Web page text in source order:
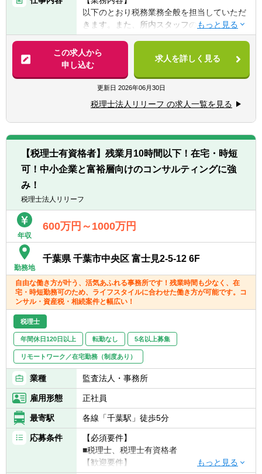
■後輩指導（マネジメント）のご経験
■税理士科目合格/簿記等の資格をお持ちの方
【求める人物像】
■チャレンジ精神がある
税理士事務所での仕事をお客様に対する「サ
ービス」として捉えられる
■コツコツ努力できる
■明るい、人と話すのが好き、事務作業が好
という意欲をお持ちの方
※仕事に対する意欲や、上昇志向のある方、
大歓迎です！人間性を重視しながら採用して
欲がある方はぜひ一度ご応募ください！
以下のとおり税務業務全般を担当していただ
きます。また、所内スタッフのサポート役と
しても期待しております。
【具体的には】
業務は多岐に渡り、コンサルティング業務
（30～50件程度）や資産税・相続案件（年間
10件以上）にも力を入れています。
チャレンジ意欲のある方には、やってみたい
業務を積極的にお任せ致します！
■税務相談、各種コンサルティング
■資産税業務
■各種申告書作成、確定申告業務
■決算業務、年末調整
■関与先への報告
【主な使用ソフト】
マネーフォワード、freee、弥生、達人、TKC
※その他お客様や職員の要望により導入する
可能性あり
この求人から
申し込む
求人を詳しく見る
更新日 2026年06月30日
税理士法人リリーフ の求人一覧を見る
【税理士有資格者】残業月10時間以下！在宅・時短
可！中小企業と富裕層向けのコンサルティングに強
み！
税理士法人リリーフ
年収
600万円～1000万円
勤務地
千葉県 千葉市中央区 富士見2-5-12 6F
自由な働き方が叶う、活気あふれる事務所です！残業時間も少なく、在
宅・時短勤務可のため、ライフスタイルに合わせた働き方が可能です。コ
ンサル・資産税・相続案件と幅広い！
税理士
年間休日120日以上 転勤なし 5名以上募集
リモートワーク／在宅勤務（制度あり）
業種 監査法人・事務所
雇用形態 正社員
最寄駅 各線「千葉駅」徒歩5分
応募条件
【必須要件】
■税理士、税理士有資格者
【歓迎要件】